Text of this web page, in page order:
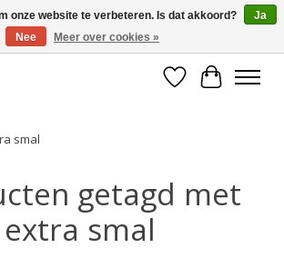
€49 op een groot deel van ons assortiment
Verlanglijst
smal
getagd met
extra smal
onze website te verbeteren. Is dat akkoord?
Ja
Nee
Meer over cookies »